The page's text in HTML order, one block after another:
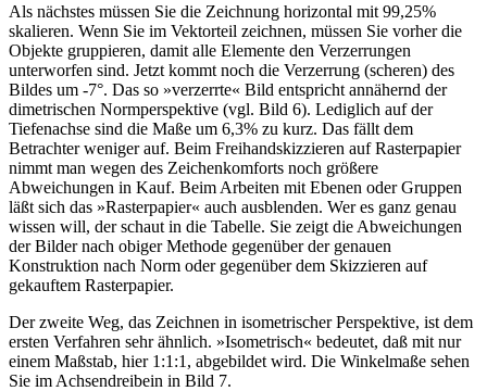
Als nächstes müssen Sie die Zeichnung horizontal mit 99,25%
skalieren. Wenn Sie im Vektorteil zeichnen, müssen Sie vorher die
Objekte gruppieren, damit alle Elemente den Verzerrungen
unterworfen sind. Jetzt kommt noch die Verzerrung (scheren) des
Bildes um -7°. Das so »verzerrte« Bild entspricht annähernd der
dimetrischen Normperspektive (vgl. Bild 6). Lediglich auf der
Tiefenachse sind die Maße um 6,3% zu kurz. Das fällt dem
Betrachter weniger auf. Beim Freihandskizzieren auf Rasterpapier
nimmt man wegen des Zeichenkomforts noch größere
Abweichungen in Kauf. Beim Arbeiten mit Ebenen oder Gruppen
läßt sich das »Rasterpapier« auch ausblenden. Wer es ganz genau
wissen will, der schaut in die Tabelle. Sie zeigt die Abweichungen
der Bilder nach obiger Methode gegenüber der genauen
Konstruktion nach Norm oder gegenüber dem Skizzieren auf
gekauftem Rasterpapier.
Der zweite Weg, das Zeichnen in isometrischer Perspektive, ist dem
ersten Verfahren sehr ähnlich. »Isometrisch« bedeutet, daß mit nur
einem Maßstab, hier 1:1:1, abgebildet wird. Die Winkelmaße sehen
Sie im Achsendreibein in Bild 7.